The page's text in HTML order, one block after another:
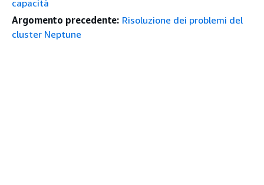
capacità
Argomento precedente: Risoluzione dei problemi del
cluster Neptune